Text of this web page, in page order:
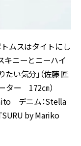
トムスはタイトにし
キニーとニーハイ
い気分」（佐藤 匠
ター 172㎝）
デニム：Stella
by Mariko